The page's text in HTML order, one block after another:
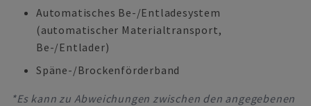
Automatisches Be-/Entladesystem
(automatischer Materialtransport,
Be-/Entlader)
Späne-/Brockenförderband
*Es kann zu Abweichungen zwischen den angegebenen